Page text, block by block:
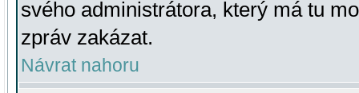
svého administrátora, který má tu
zpráv zakázat.
Návrat nahoru